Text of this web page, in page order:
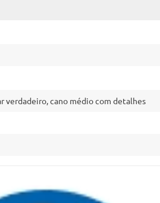
verdadeiro, cano médio com detalhes